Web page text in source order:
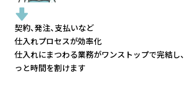
契約、発注、支払いなど
仕入れプロセスが効率化
仕入れにまつわる業務がワンストップで完結し、
っと時間を割けます